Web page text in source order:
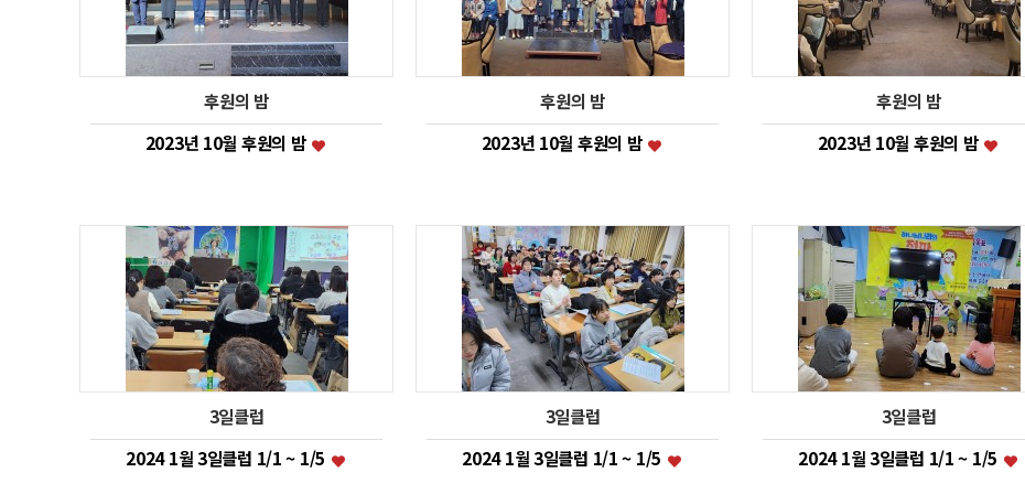
후원의 밤
2023년 10월 후원의 밤
후원의 밤
2023년 10월 후원의 밤
후원의 밤
2023년 10월 후원의 밤
3일클럽
2024 1월 3일클럽 1/1 ~ 1/5
3일클럽
2024 1월 3일클럽 1/1 ~ 1/5
3일클럽
2024 1월 3일클럽 1/1 ~ 1/5